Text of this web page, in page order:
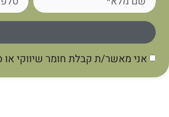
אני מאשר/ת קבלת חומר שיווקי או